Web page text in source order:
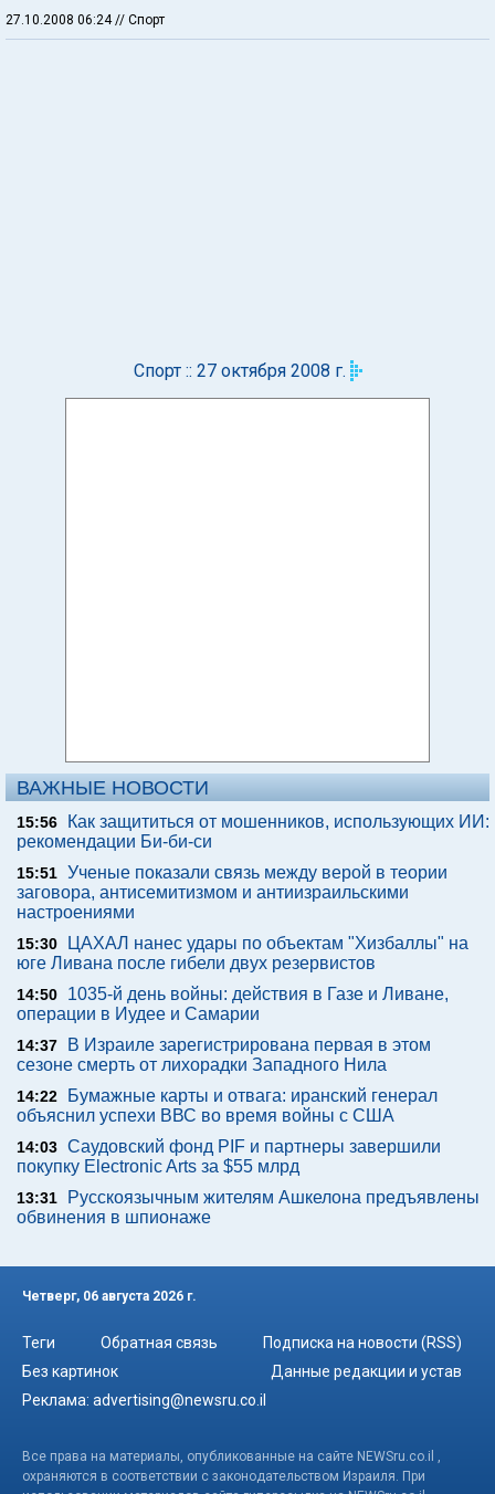
27.10.2008 06:24 // Спорт
Спорт :: 27 октября 2008 г.
ВАЖНЫЕ НОВОСТИ
15:56
Как защититься от мошенников, использующих ИИ:
рекомендации Би-би-си
15:51 Ученые показали связь между верой в теории
заговора, антисемитизмом и антиизраильскими
настроениями
15:30
ЦАХАЛ нанес удары по объектам "Хизбаллы" на
юге Ливана после гибели двух резервистов
14:50
1035-й день войны: действия в Газе и Ливане,
операции в Иудее и Самарии
14:37
В Израиле зарегистрирована первая в этом
сезоне смерть от лихорадки Западного Нила
14:22
Бумажные карты и отвага: иранский генерал
объяснил успехи ВВС во время войны с США
14:03 Саудовский фонд PIF и партнеры завершили
покупку Electronic Arts за $55 млрд
13:31
Русскоязычным жителям Ашкелона предъявлены
обвинения в шпионаже
Четверг, 06 августа 2026 г.
Теги Обратная связь
Подписка на новости (RSS)
Без картинок
Данные редакции и устав
Реклама: advertising@newsru.co.il
Все права на материалы, опубликованные на сайте NEWSru.co.il ,
охраняются в соответствии с законодательством Израиля. При